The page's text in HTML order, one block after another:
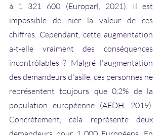
à 1 321 600 (Europarl, 2021). Il est
impossible de nier la valeur de ces
chiffres. Cependant, cette augmentation
a-t-elle vraiment des conséquences
incontrôlables ? Malgré l'augmentation
des demandeurs d'asile, ces personnes ne
représentent toujours que 0,2% de la
population européenne (AEDH, 2019).
Concrètement, cela représente deux